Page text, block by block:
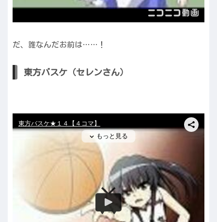
だ、誰なんだお前は……！
東方バスケ（セレンさん）